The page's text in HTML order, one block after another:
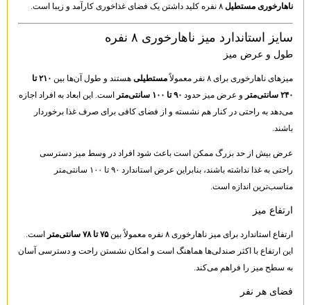
ناهارخوری مستطیل۸ نفره کلید داشتن یک فضای غذاخوری کارآمد و زیبا است.
سایز استاندارد میز ناهارخوری ۸ نفره
طول و عرض میز
میزهای ناهارخوری برای ۸ نفر معمولاً مستطیلیهستند و طول آن‌ها بین
۲۱۰ تا
و عرض میز حدود۹۰ تا ۱۰۰ سانتی‌متر
است. این ابعاد به افراد اجازه
می‌دهد به راحتی در کنار هم نشسته و از فضای کافی برای صرف غذا برخوردار
باشند.
عرض بیش از حد بزرگ ممکن است باعث شود افراد در وسط میز دسترسی
راحتی به غذا نداشته باشند، بنابراین عرض استاندارد ۹۰ تا ۱۰۰ سانتی‌متر
مناسب‌ترین اندازه است.
ارتفاع میز
ارتفاع استاندارد برای میز ناهارخوری ۸ نفره معمولاً بین ۷۵ تا ۷۸ سانتی‌متر
است.
این ارتفاع با اکثر صندلی‌ها هماهنگ است و امکان نشستن راحت و دسترسی آسان
به سطح میز را فراهم می‌کند.
فضای هر نفر